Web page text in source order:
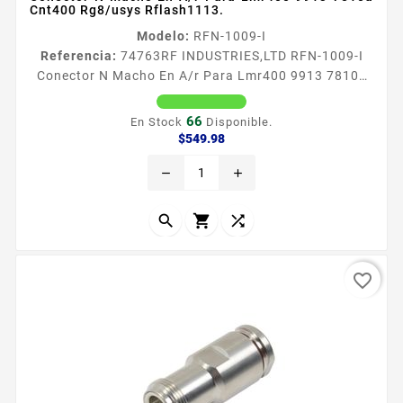
Cnt400 Rg8/usys Rflash1113.​
Modelo: RFN-1009-I
Referencia: 74763RF INDUSTRIES,LTD RFN-1009-I
Conector N Macho En A/r Para Lmr400 9913 7810a
Cnt400 Rg8/usys Rflash1113.​ Conector N Macho en
AR para LMR400 9913 7810A CNT400 RG8USYS
RFLASH1113​ Tipo de Conector N Macho en Angulo
8214 CNT400 RG8USYS RFLASH1113 Modo de
Contacto Central Oro Aislante Dieleacutectrico...
En Stock 66 Disponible.
$549.98Precio
remove add
  
favorite_border